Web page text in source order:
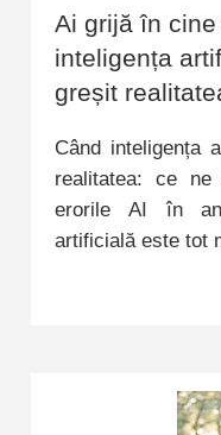
Ai grijă în
inteligența
greșit
Când inteligența
realitatea: ce ne
erorile AI în
artificială este tot